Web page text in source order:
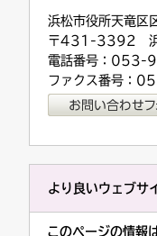
浜松市役所天竜区
〒431-3392 浜
電話番号：053-
ファクス番号
より良いウェブサ
このページの情報